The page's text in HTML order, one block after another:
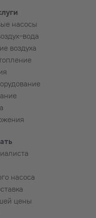
блок
большей
к
и
плитняка,
(по
материалах
насосы
вода
воздуха
насоса
цены